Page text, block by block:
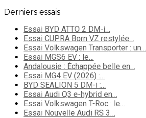
Derniers essais
Essai BYD ATTO 2 DM-i…
Essai CUPRA Born VZ restylée…
Essai Volkswagen Transporter : un…
Essai MGS6 EV : le…
Andalousie : Échappée belle en…
Essai MG4 EV (2026) :…
BYD SEALION 5 DM-i :…
Essai Audi Q3 e-hybrid en…
Essai Volkswagen T-Roc : le…
Essai Nouvelle Audi RS 3…